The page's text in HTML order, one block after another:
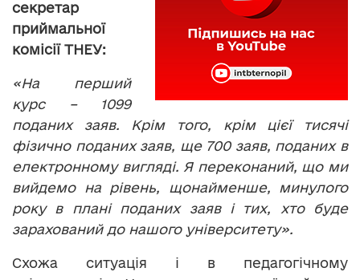
секретар
приймальної
комісії ТНЕУ:
«На перший
курс – 1099
поданих заяв. Крім того, крім цієї тисячі
фізично поданих заяв, ще 700 заяв, поданих в
електронному вигляді. Я переконаний, що ми
вийдемо на рівень, щонайменше, минулого
року в плані поданих заяв і тих, хто буде
зарахований до нашого університету».
Схожа ситуація і в педагогічному